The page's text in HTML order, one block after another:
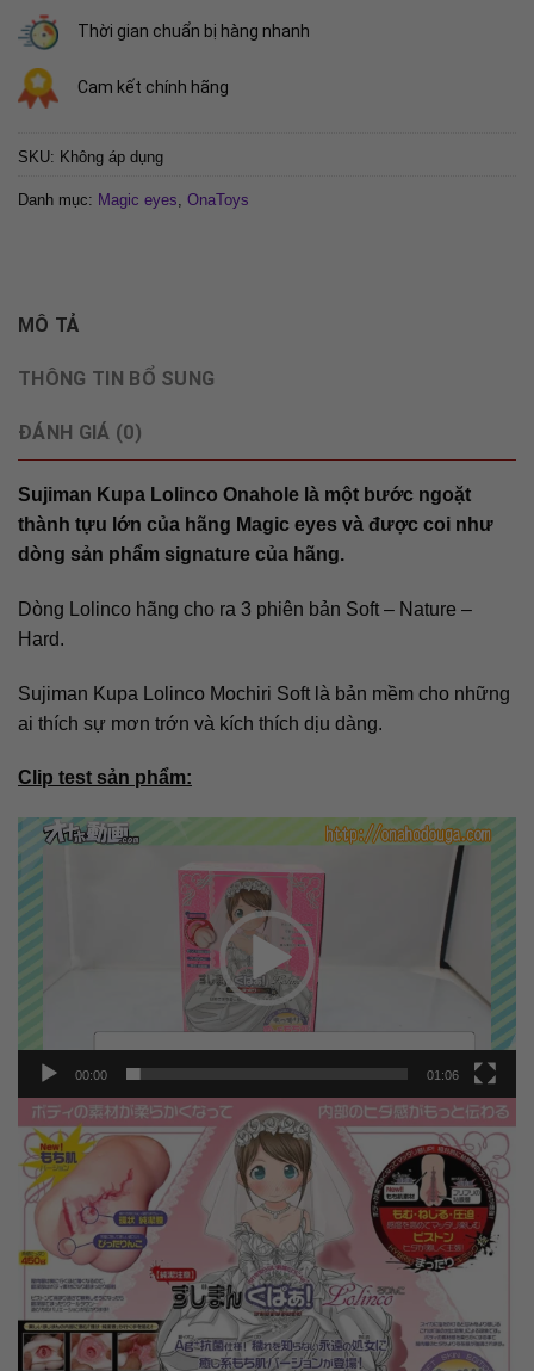
Thời gian chuẩn bị hàng nhanh
Cam kết chính hãng
SKU: Không áp dụng
Danh mục: Magic eyes, OnaToys
MÔ TẢ
THÔNG TIN BỔ SUNG
ĐÁNH GIÁ (0)
Sujiman Kupa Lolinco Onahole là một bước ngoặt
thành tựu lớn của hãng Magic eyes và được coi như
dòng sản phẩm signature của hãng.
Dòng Lolinco hãng cho ra 3 phiên bản Soft – Nature –
Hard.
Sujiman Kupa Lolinco Mochiri Soft là bản mềm cho những
ai thích sự mơn trớn và kích thích dịu dàng.
Clip test sản phẩm:
Trình
chơi
Video
00:00 01:06